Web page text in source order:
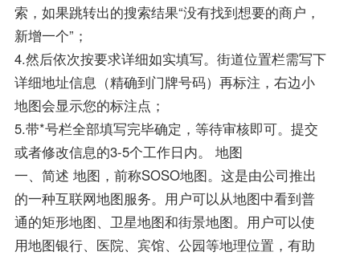
索，如果跳转出的搜索结果“没有找到想要的商户，
新增一个”；
4.然后依次按要求详细如实填写。街道位置栏需写下
详细地址信息（精确到门牌号码）再标注，右边小
地图会显示您的标注点；
5.带*号栏全部填写完毕确定，等待审核即可。提交
或者修改信息的3-5个工作日内。 地图
一、简述 地图，前称SOSO地图。这是由公司推出
的一种互联网地图服务。用户可以从地图中看到普
通的矩形地图、卫星地图和街景地图。用户可以使
用地图银行、医院、宾馆、公园等地理位置，有助